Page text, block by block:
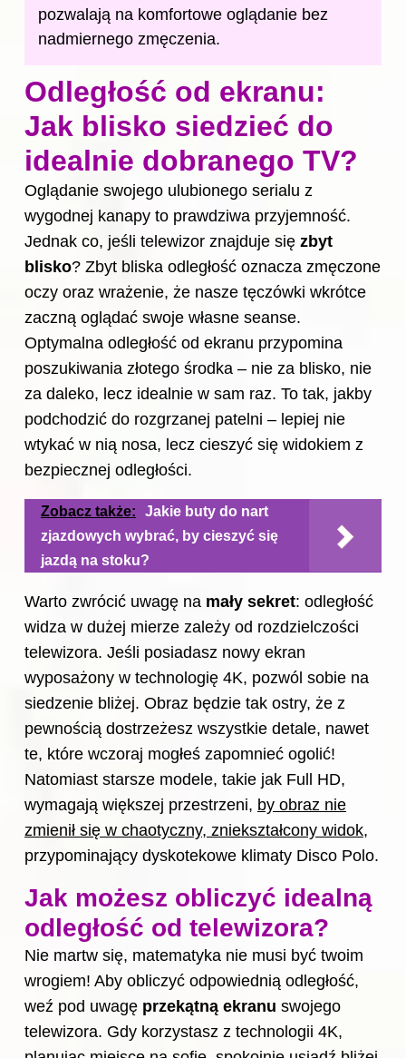
pozwalają na komfortowe oglądanie bez
nadmiernego zmęczenia.
Odległość od ekranu:
Jak blisko siedzieć do
idealnie dobranego TV?
Oglądanie swojego ulubionego serialu z
wygodnej kanapy to prawdziwa przyjemność.
Jednak co, jeśli telewizor znajduje się zbyt
blisko? Zbyt bliska odległość oznacza zmęczone
oczy oraz wrażenie, że nasze tęczówki wkrótce
zaczną oglądać swoje własne seanse.
Optymalna odległość od ekranu przypomina
poszukiwania złotego środka – nie za blisko, nie
za daleko, lecz idealnie w sam raz. To tak, jakby
podchodzić do rozgrzanej patelni – lepiej nie
wtykać w nią nosa, lecz cieszyć się widokiem z
bezpiecznej odległości.
Zobacz także:
Jakie buty do nart
zjazdowych wybrać, by cieszyć się
jazdą na stoku?
Warto zwrócić uwagę na mały sekret: odległość
widza w dużej mierze zależy od rozdzielczości
telewizora. Jeśli posiadasz nowy ekran
wyposażony w technologię 4K, pozwól sobie na
siedzenie bliżej. Obraz będzie tak ostry, że z
pewnością dostrzeżesz wszystkie detale, nawet
te, które wczoraj mogłeś zapomnieć ogolić!
Natomiast starsze modele, takie jak Full HD,
wymagają większej przestrzeni, by obraz nie
zmienił się w chaotyczny, zniekształcony widok,
przypominający dyskotekowe klimaty Disco Polo.
Jak możesz obliczyć idealną
odległość od telewizora?
Nie martw się, matematyka nie musi być twoim
wrogiem! Aby obliczyć odpowiednią odległość,
weź pod uwagę przekątną ekranu swojego
telewizora. Gdy korzystasz z technologii 4K,